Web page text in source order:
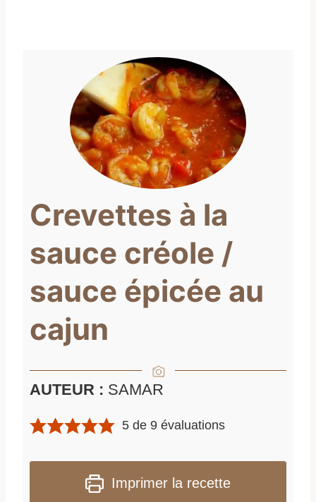
Crevettes à la
sauce créole /
sauce épicée au
cajun
AUTEUR : SAMAR
5 de9 évaluations
Imprimer la recette